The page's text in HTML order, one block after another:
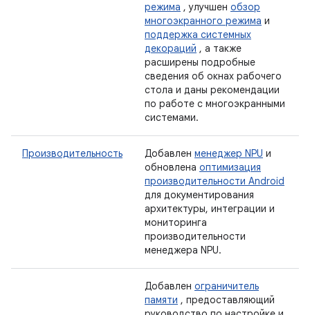
режима , улучшен обзор
многоэкранного режима и
поддержка системных
декораций , а также
расширены подробные
сведения об окнах рабочего
стола и даны рекомендации
по работе с многоэкранными
системами.
Производительность Добавлен менеджер NPU и
обновлена ​​оптимизация
производительности Android
для документирования
архитектуры, интеграции и
мониторинга
производительности
менеджера NPU.
Добавлен ограничитель
памяти , предоставляющий